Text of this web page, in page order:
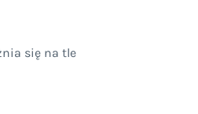
się na tle